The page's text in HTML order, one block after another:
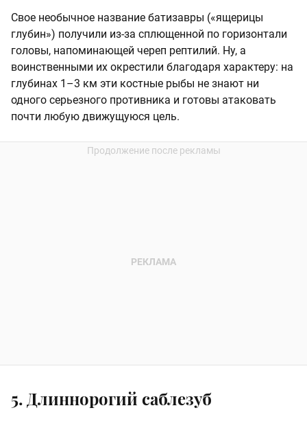
Свое необычное название батизавры («ящерицы
глубин») получили из-за сплющенной по горизонтали
головы, напоминающей череп рептилий. Ну, а
воинственными их окрестили благодаря характеру: на
глубинах 1–3 км эти костные рыбы не знают ни
одного серьезного противника и готовы атаковать
почти любую движущуюся цель.
5. Длиннорогий саблезуб